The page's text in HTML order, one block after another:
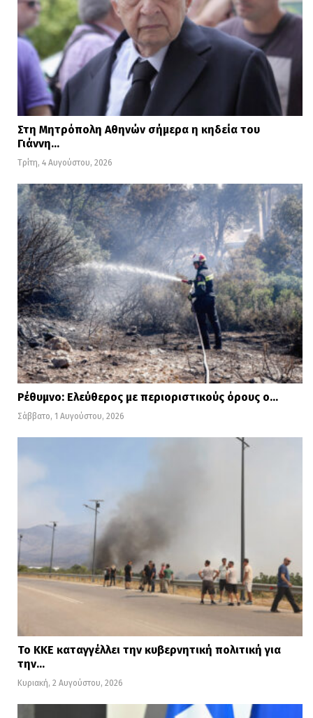
Στη Μητρόπολη Αθηνών σήμερα η κηδεία του
Γιάννη…
Τρίτη, 4 Αυγούστου, 2026
Ρέθυμνο: Ελεύθερος με περιοριστικούς όρους ο…
Σάββατο, 1 Αυγούστου, 2026
Το ΚΚΕ καταγγέλλει την κυβερνητική πολιτική για
την…
Κυριακή, 2 Αυγούστου, 2026